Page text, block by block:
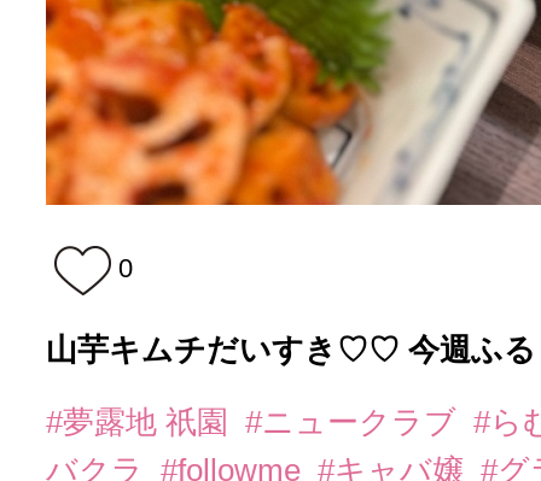
0
山芋キムチだいすき♡♡ 今週ふる
#夢露地 祇園 #ニュークラブ #ら
バクラ
#followme #キャバ嬢 #グ